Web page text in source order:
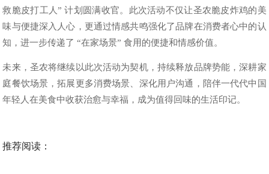
救脆皮打工人” 计划圆满收官。此次活动不仅让圣农脆皮炸鸡的美
味与便捷深入人心，更通过情感共鸣强化了品牌在消费者心中的认
知，进一步传递了 “在家场景” 食用的便捷和情感价值。
未来，圣农将继续以此次活动为契机，持续释放品牌势能，深耕家
庭餐饮场景，拓展更多消费场景、深化用户沟通，陪伴一代代中国
年轻人在美食中收获治愈与幸福，成为值得回味的生活印记。
推荐阅读：